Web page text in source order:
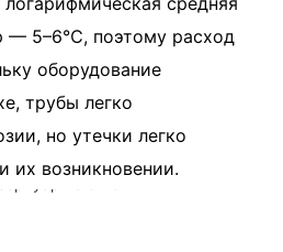
— 5–6℃, поэтому расход
оборудование
трубы легко
но утечки легко
их возникновении.